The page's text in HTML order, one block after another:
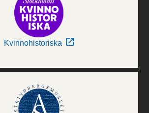
Kvinnohistoriska